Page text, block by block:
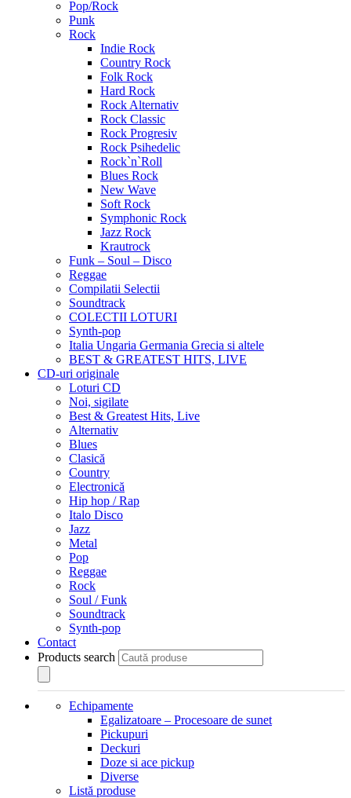
Pop/Rock
Punk
Rock
Indie Rock
Country Rock
Folk Rock
Hard Rock
Rock Alternativ
Rock Classic
Rock Progresiv
Rock Psihedelic
Rock`n`Roll
Blues Rock
New Wave
Soft Rock
Symphonic Rock
Jazz Rock
Krautrock
Funk – Soul – Disco
Reggae
Compilatii Selectii
Soundtrack
COLECTII LOTURI
Synth-pop
Italia Ungaria Germania Grecia si altele
BEST & GREATEST HITS, LIVE
CD-uri originale
Loturi CD
Noi, sigilate
Best & Greatest Hits, Live
Alternativ
Blues
Clasică
Country
Electronică
Hip hop / Rap
Italo Disco
Jazz
Metal
Pop
Reggae
Rock
Soul / Funk
Soundtrack
Synth-pop
Contact
Products search
Echipamente
Egalizatoare – Procesoare de sunet
Pickupuri
Deckuri
Doze si ace pickup
Diverse
Listă produse